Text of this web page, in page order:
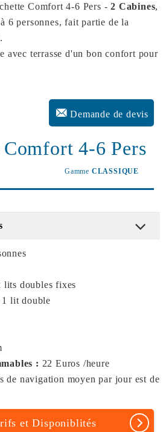
Comfort 4-6 Pers -2 Cabines,
6 personnes, fait partie de la
.
avec terrasse d'un bon confort pour
Demande de devis
Comfort 4-6 Pers
Gamme CLASSIQUE
lits doubles fixes
1 lit double
: 22 Euros /heure
de navigation moyen par jour est de
et Disponiblités